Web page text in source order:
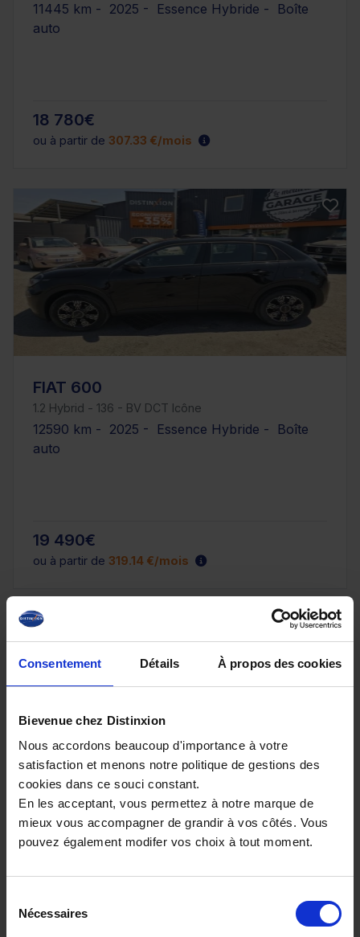
Consentement Détails À propos des cookies
Bievenue chez Distinxion
Nous accordons beaucoup d'importance à votre
satisfaction et menons notre politique de gestions des
cookies dans ce souci constant.
En les acceptant, vous permettez à notre marque de
mieux vous accompagner de grandir à vos côtés. Vous
pouvez également modifer vos choix à tout moment.
Nécessaires
11445 km - 2025 - Essence Hybride - Boîte
auto
18 780€
ou à partir de 307.33 €/mois
FIAT 600
1.2 Hybrid - 136 - BV DCT Icône
12590 km - 2025 - Essence Hybride - Boîte
auto
19 490€
ou à partir de 319.14 €/mois
FIAT 600
1.2 Hybrid - 136 - BV DCT Icône
13821 km - 2025 - Essence Hybride - Boîte